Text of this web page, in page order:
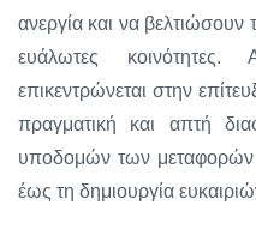
ανεργία και να βελτιώσουν
ευάλωτες
επικεντρώνεται στην
πραγματική και απτή
υποδομών των
έως τη δημιουργία